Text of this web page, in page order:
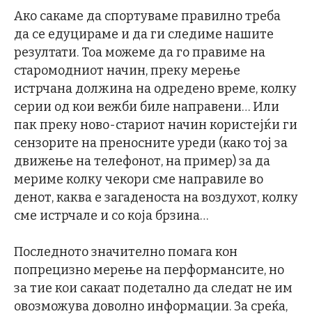
Ако сакаме да спортуваме правилно треба
да се едуцираме и да ги следиме нашите
резултати. Тоа можеме да го правиме на
старомодниот начин, преку мерење
истрчана должина на одредено време, колку
серии од кои вежби биле направени… Или
пак преку ново-стариот начин користејќи ги
сензорите на преносните уреди (како тој за
движење на телефонот, на пример) за да
мериме колку чекори сме направиле во
денот, каква е загаденоста на воздухот, колку
сме истрчале и со која брзина…
Последното значително помага кон
попрецизно мерење на перформансите, но
за тие кои сакаат подетално да следат не им
овозможува доволно информации. За среќа,